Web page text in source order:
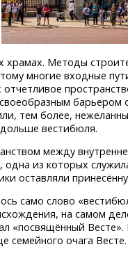
храмах. Методы
многие входные
барьером
тем более,
вестибюля.
между
одна из которых
оставляли
само слово
на самом
«посвящённый
семейного очага Весте.